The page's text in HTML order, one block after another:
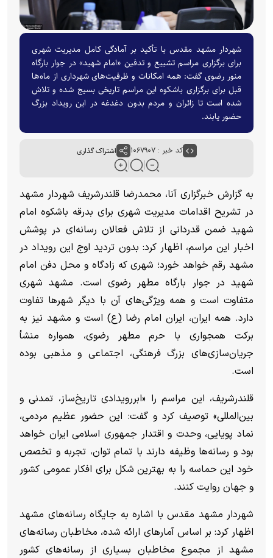
شهردار مشهد مقدس با تأکید بر آمادگی کامل مدیریت شهری
برای برگزاری مراسم تشییع و تدفین «امام شهید» در جوار بارگاه
منور رضوی گفت: همه امکانات و ظرفیت‌های شهرداری از ماه‌ها
قبل برای برگزاری باشکوه این مراسم تاریخی بسیج شده و تلاش
شده است تا زائران و مردم بدون دغدغه در این رویداد بزرگ
حضور یابند.
کد خبر : ۱۰۶۷۹۰۷ اشتراک گذاری
به گزارش خبرگزاری آنا، محمدرضا قلندرشریف شهردار مشهد
در تشریح اقدامات مدیریت شهری برای بدرقه باشکوه امام
شهید ضمن قدردانی از تلاش فعالان رسانه‌ای در پوشش
اخبار این مراسم، اظهار کرد: بدون تردید اوج این رویداد در
مشهد رقم خواهد خورد؛ شهری که زادگاه و محل دفن امام
شهید در جوار بارگاه مطهر رضوی است. مشهد شهری
متفاوت است و همه ویژگی‌های آن با دیگر شهر‌ها تفاوت
دارد. همه ایران، ایران امام رضا (ع) است و مشهد نیز به
برکت همجواری با حرم مطهر رضوی، همواره منشأ
جریان‌سازی‌های بزرگ فرهنگی، اجتماعی و مذهبی بوده
است.
قلندرشریف، این مراسم را «ابررویدادی تاریخ‌ساز، تمدنی و
بین‌المللی» توصیف کرد و گفت: این حضور عظیم مردمی،
نماد پویایی، وحدت و اقتدار جمهوری اسلامی ایران خواهد
بود و رسانه‌ها وظیفه دارند با تمام توان، تجربه و تخصص
خود این حماسه را به بهترین شکل برای افکار عمومی کشور
و جهان روایت کنند.
شهردار مشهد مقدس با اشاره به جایگاه رسانه‌های مشهد
اظهار کرد: بر اساس آمار‌های ارائه شده، مخاطبان رسانه‌های
مشهد از مجموع مخاطبان بسیاری از رسانه‌های کشور